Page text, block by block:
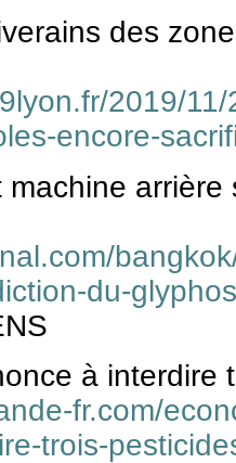
des
2019/
encore-
arrière
du-
à interdire
fr.com/
trois-